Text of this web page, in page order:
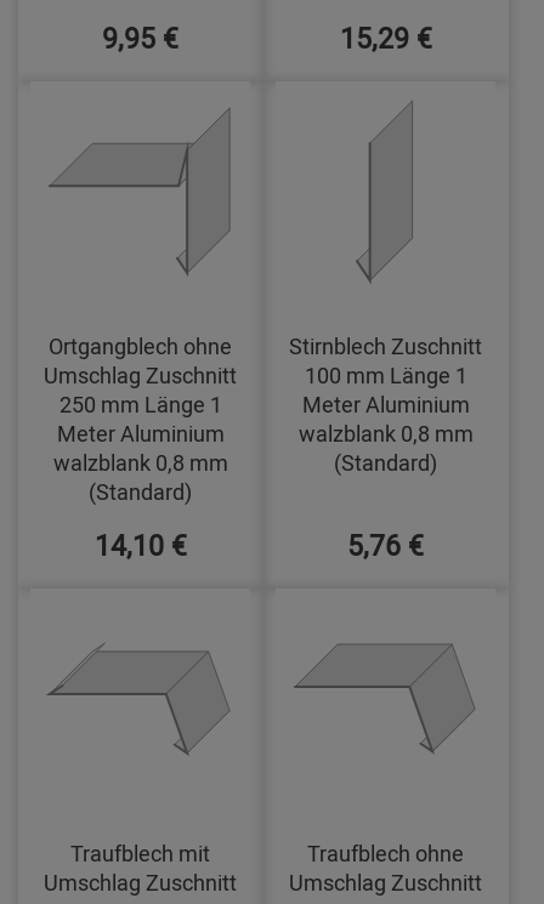
9,95 € 15,29 €
Ortgangblech ohne
Umschlag Zuschnitt
250 mm Länge 1
Meter Aluminium
walzblank 0,8 mm
(Standard)
14,10 €
Stirnblech Zuschnitt
100 mm Länge 1
Meter Aluminium
walzblank 0,8 mm
(Standard)
5,76 €
Traufblech mit
Umschlag Zuschnitt
Traufblech ohne
Umschlag Zuschnitt